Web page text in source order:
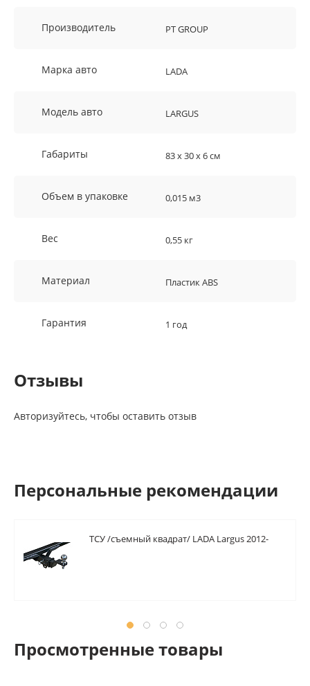
Производитель PT GROUP
Марка авто LADA
Модель авто LARGUS
Габариты 83 х 30 х 6 см
Объем в упаковке 0,015 м3
Вес 0,55 кг
Материал Пластик ABS
Гарантия 1 год
Отзывы
Авторизуйтесь, чтобы оставить отзыв
Персональные рекомендации
ТСУ /съемный квадрат/ LADA Largus 2012-
Просмотренные товары